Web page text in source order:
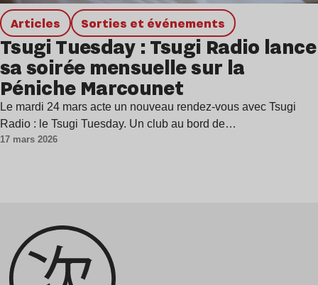
Articles Sorties et événements
Tsugi Tuesday : Tsugi Radio lance
sa soirée mensuelle sur la
Péniche Marcounet
Le mardi 24 mars acte un nouveau rendez-vous avec Tsugi
Radio : le Tsugi Tuesday. Un club au bord de…
17 mars 2026